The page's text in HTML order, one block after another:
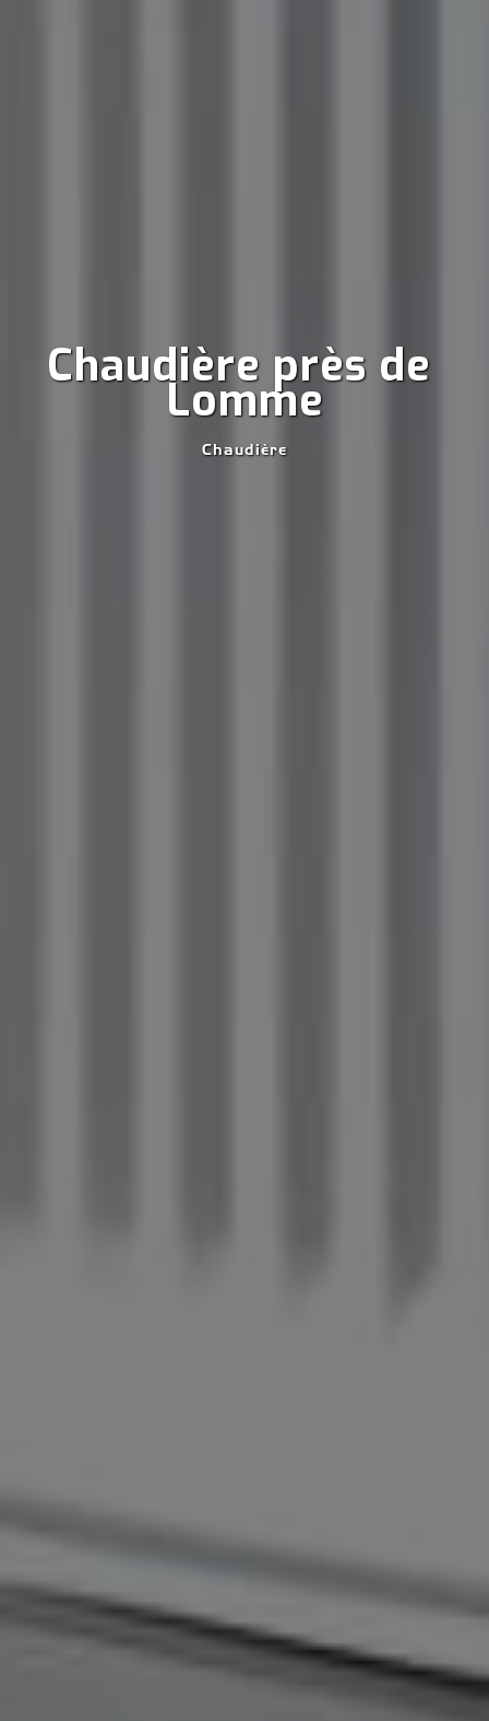
Chaudière près de
Lomme
Chaudière